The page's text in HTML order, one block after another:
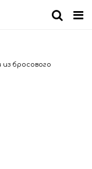
из бросового